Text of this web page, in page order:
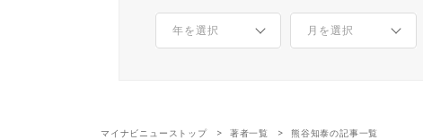
マイナビニューストップ 著者一覧 熊谷知泰の記事一覧